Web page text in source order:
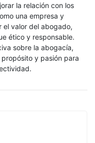
la relación con los
una empresa y
el valor del abogado,
ético y responsable.
sobre la abogacía,
y pasión para